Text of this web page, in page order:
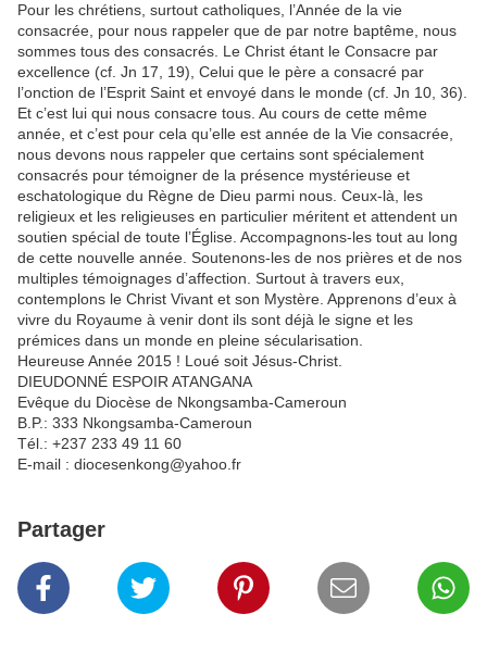
Pour les chrétiens, surtout catholiques, l’Année de la vie
consacrée, pour nous rappeler que de par notre baptême, nous
sommes tous des consacrés. Le Christ étant le Consacre par
excellence (cf. Jn 17, 19), Celui que le père a consacré par
l’onction de l’Esprit Saint et envoyé dans le monde (cf. Jn 10, 36).
Et c’est lui qui nous consacre tous. Au cours de cette même
année, et c’est pour cela qu’elle est année de la Vie consacrée,
nous devons nous rappeler que certains sont spécialement
consacrés pour témoigner de la présence mystérieuse et
eschatologique du Règne de Dieu parmi nous. Ceux-là, les
religieux et les religieuses en particulier méritent et attendent un
soutien spécial de toute l’Église. Accompagnons-les tout au long
de cette nouvelle année. Soutenons-les de nos prières et de nos
multiples témoignages d’affection. Surtout à travers eux,
contemplons le Christ Vivant et son Mystère. Apprenons d’eux à
vivre du Royaume à venir dont ils sont déjà le signe et les
prémices dans un monde en pleine sécularisation.
Heureuse Année 2015 ! Loué soit Jésus-Christ.
DIEUDONNÉ ESPOIR ATANGANA
Evêque du Diocèse de Nkongsamba-Cameroun
B.P.: 333 Nkongsamba-Cameroun
Tél.: +237 233 49 11 60
E-mail : diocesenkong@yahoo.fr
Partager